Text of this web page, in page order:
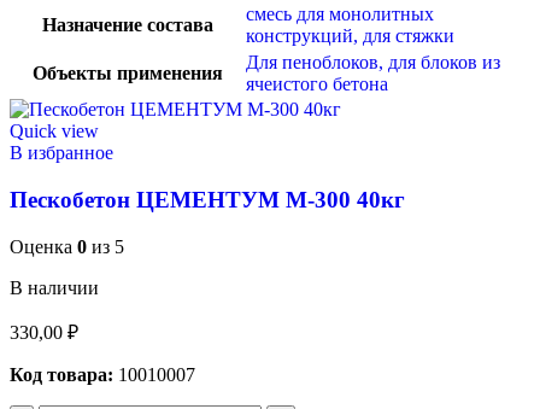
Назначение состава
смесь для монолитных
конструкций, для стяжки
Объекты применения
Для пеноблоков, для блоков из
ячеистого бетона
Quick view
В избранное
Пескобетон ЦЕМЕНТУМ М-300 40кг
Оценка 0 из 5
В наличии
330,00 ₽
Код товара: 10010007